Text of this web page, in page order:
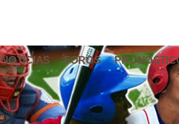
NOTICIAS FOROS